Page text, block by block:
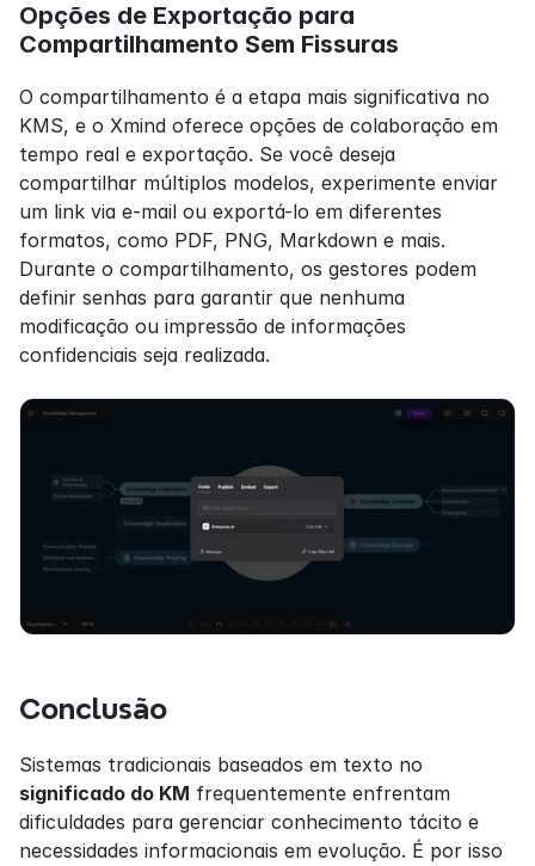
Opções de Exportação para
Compartilhamento Sem Fissuras
O compartilhamento é a etapa mais significativa no
KMS, e o Xmind oferece opções de colaboração em
tempo real e exportação. Se você deseja
compartilhar múltiplos modelos, experimente enviar
um link via e-mail ou exportá-lo em diferentes
formatos, como PDF, PNG, Markdown e mais.
Durante o compartilhamento, os gestores podem
definir senhas para garantir que nenhuma
modificação ou impressão de informações
confidenciais seja realizada.
Conclusão
significado do KM frequentemente enfrentam
dificuldades para gerenciar conhecimento tácito e
necessidades informacionais em evolução. É por isso